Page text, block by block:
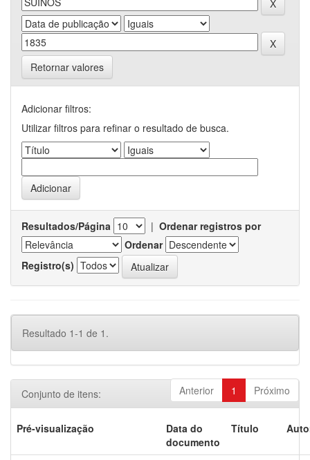
Retornar valores
Adicionar filtros:
Utilizar filtros para refinar o resultado de busca.
Resultados/Página | Ordenar registros por
Ordenar
Registro(s)
Resultado 1-1 de 1.
Anterior 1 Próximo
Conjunto de itens:
Pré-visualização
Data do
documento
Título